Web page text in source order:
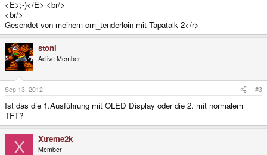
<E>;-)</E> <br/>
<br/>
Gesendet von meinem cm_tenderloin mit Tapatalk 2</r>
stoni
Active Member
Sep 13, 2012 #3
Ist das die 1.Ausführung mit OLED Display oder die 2. mit normalem
TFT?
X Xtreme2k
Member